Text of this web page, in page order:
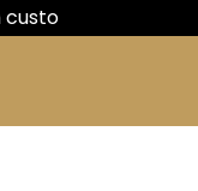
custo
MoletomCIAS AEREAS